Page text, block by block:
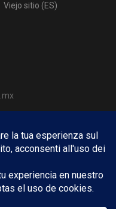
Viejo sitio (ES)